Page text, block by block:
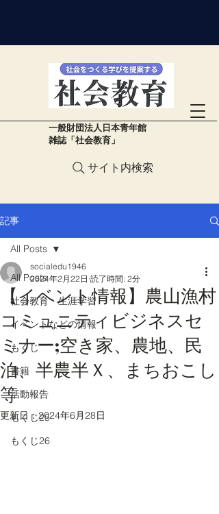
​一般財団法人日本青年館
雑誌「社会教育」
サイト内検索
記事
All Posts
社会教育・生涯学習
イベントなどの情報
もくじ
書籍
活動報告
もくじ25
もくじ26
All Posts
【イベント情報】農山漁村
コミュニティビジネスセ
ミナー;空き家、農地、民
泊、半農半Ｘ、まちおこし
等
socialedu1946
2024年2月22日 読了時間: 2分
更新日：2024年6月28日